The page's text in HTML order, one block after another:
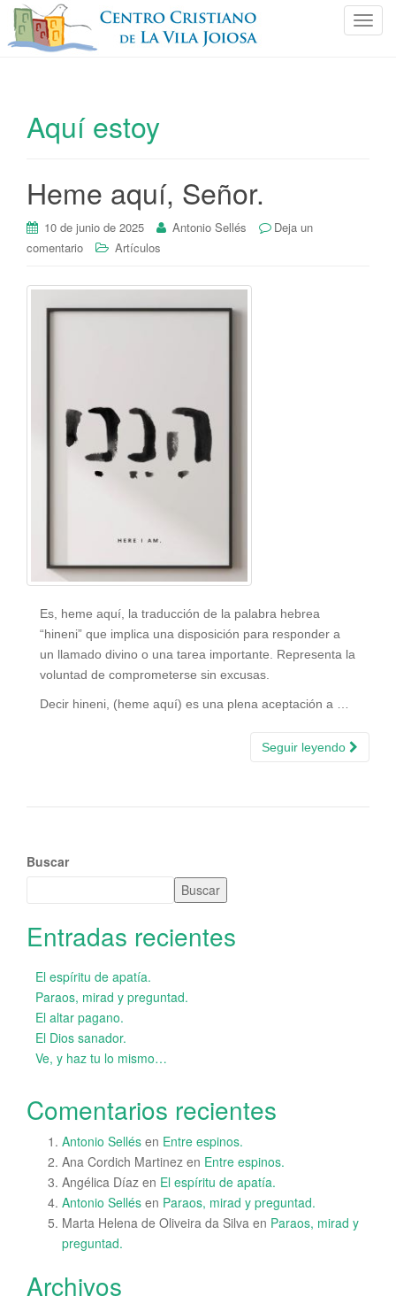
C
Aquí estoy
Heme aquí, Señor.
10 de junio de 2025 Antonio Sellés
Deja un
comentario
Artículos
Es, heme aquí, la traducción de la palabra hebrea
“hineni” que implica una disposición para responder a
un llamado divino o una tarea importante. Representa la
voluntad de comprometerse sin excusas.
Decir hineni, (heme aquí) es una plena aceptación a …
Seguir leyendo
Buscar
Buscar
Entradas recientes
El espíritu de apatía.
Paraos, mirad y preguntad.
El altar pagano.
El Dios sanador.
Ve, y haz tu lo mismo…
Comentarios recientes
Antonio Sellés en Entre espinos.
Ana Cordich Martinez en Entre espinos.
Angélica Díaz en El espíritu de apatía.
Antonio Sellés en Paraos, mirad y preguntad.
Marta Helena de Oliveira da Silva en Paraos, mirad y
preguntad.
Archivos